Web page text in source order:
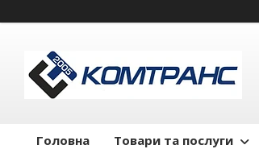
Головна Товари та послуги